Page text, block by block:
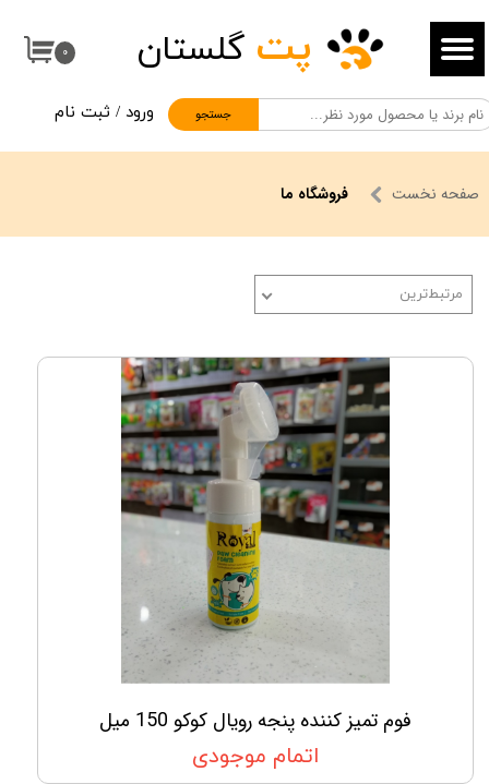
۰
جستجو
پت گلستان
ورود / ثبت نام
حساب کاربری من
تغییر گذر واژه
سفارشات
خروج از حساب کاربری
صفحه نخست فروشگاه ما
مرتبط‌ترین
فوم تمیز کننده پنجه رویال کوکو 150 میل
اتمام موجودی